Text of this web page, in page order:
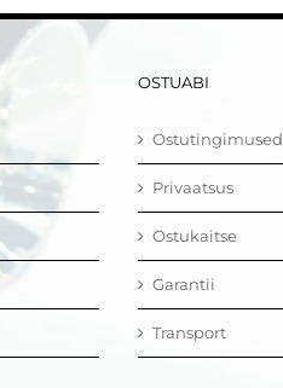
OSTUABI
Ostutingimused
Privaatsus
Ostukaitse
Garantii
Transport